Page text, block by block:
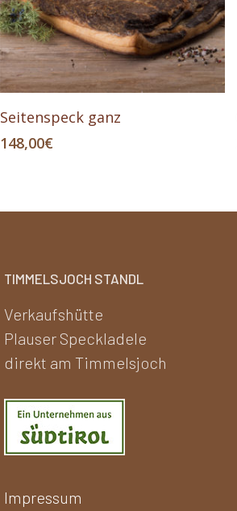
Ausführung Wählen
Produkt
weist
Optionen
auf
der
Produktseite
gewählt
werden
Seitenspeck ganz
148,00€
TIMMELSJOCH STANDL
Verkaufshütte
Plauser Speckladele
direkt am Timmelsjoch
Impressum